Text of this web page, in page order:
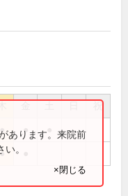
祝
● ●
あります。来院前
。
×閉じる